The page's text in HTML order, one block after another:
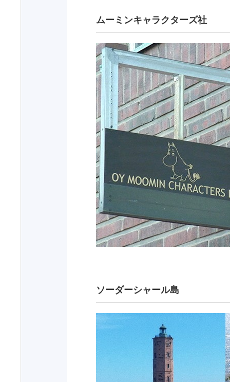
ムーミンキャラクターズ社
ソーダーシャール島